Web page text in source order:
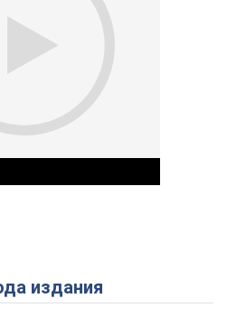
Play Video
издания